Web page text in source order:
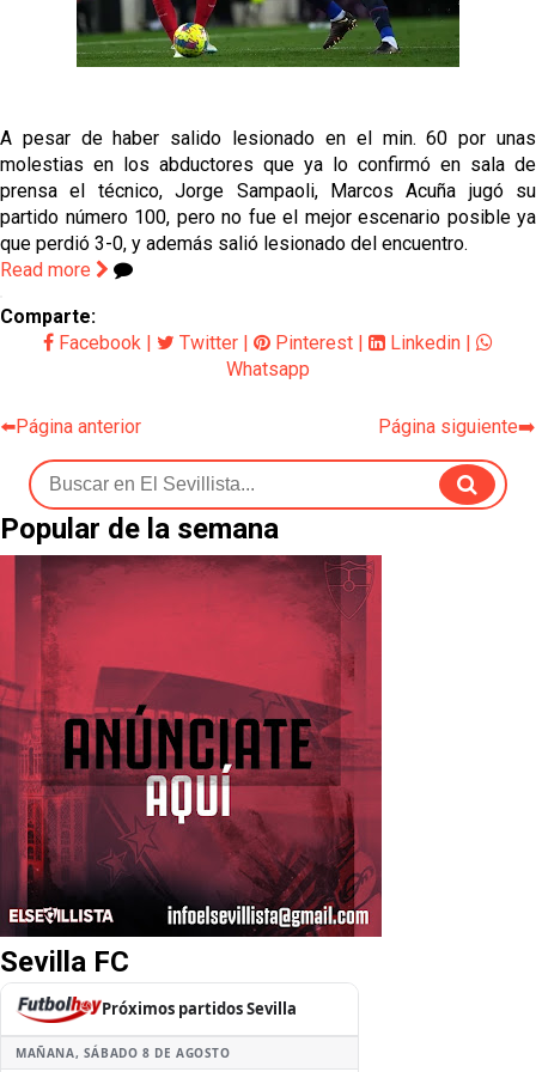
Opinión | "Carta abierta a Alberto Flores" por Rafa
Miguel Sierra: La temporada pasada se vio
reflejado que podemos tirar para delante y
trabajamos con ilusión
Diomande ya es madridista mientras Rodri agita el
A pesar de haber salido lesionado en el min. 60 por unas
molestias en los abductores que ya lo confirmó en sala de
prensa el técnico, Jorge Sampaoli, Marcos Acuña jugó su
partido número 100, pero no fue el mejor escenario posible ya
que perdió 3-0, y además salió lesionado del encuentro.
Read more
Comparte:
Facebook
Twitter Pinterest Linkedin
Whatsapp
⬅️Página anterior Página siguiente➡️
Popular de la semana
Sevilla FC